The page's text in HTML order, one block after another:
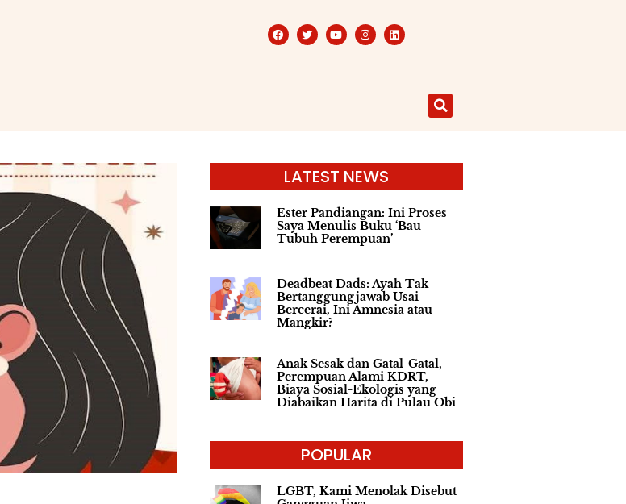
LATEST NEWS
Ester Pandiangan: Ini Proses
Saya Menulis Buku ‘Bau
Tubuh Perempuan’
Deadbeat Dads: Ayah Tak
Bertanggungjawab Usai
Bercerai, Ini Amnesia atau
Mangkir?
Anak Sesak dan Gatal-Gatal,
Perempuan Alami KDRT,
Biaya Sosial-Ekologis yang
Diabaikan Harita di Pulau Obi
POPULAR
LGBT, Kami Menolak Disebut